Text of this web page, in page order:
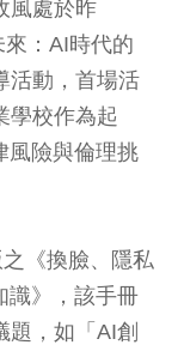
風處於昨
來：AI時代的
活動，首場活
學校作為起
風險與倫理挑
《換臉、隱私
識》，該手冊
題，如「AI創